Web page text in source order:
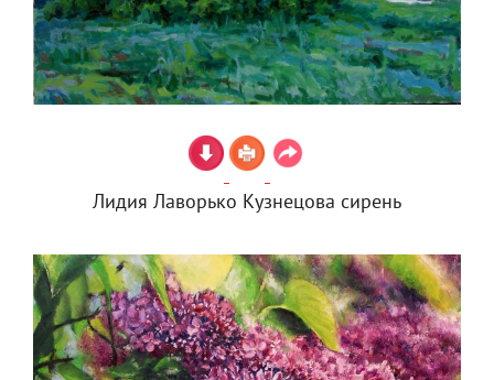
Лидия Лаворько Кузнецова сирень